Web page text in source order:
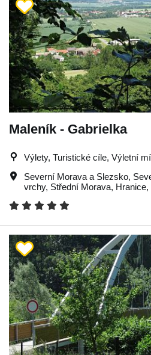
Maleník - Gabrielka
Výlety, Turistické cíle, Výletní
Severní Morava a Slezsko,
vrchy, Střední Morava, Hranice,